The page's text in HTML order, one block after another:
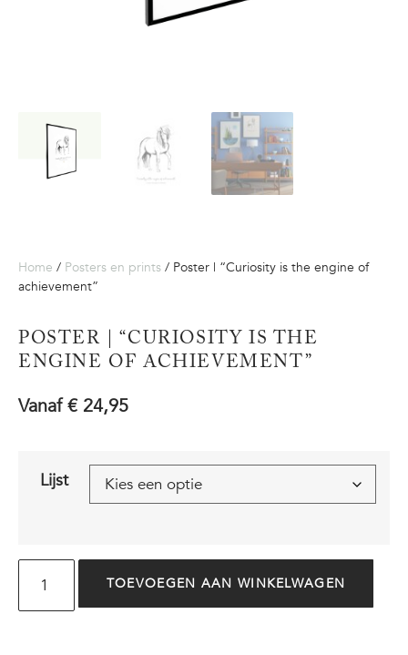
Home / Posters en prints / Poster | “Curiosity is the engine of
achievement”
POSTER | “CURIOSITY IS THE
ENGINE OF ACHIEVEMENT”
Vanaf € 24,95
Lijst
TOEVOEGEN AAN WINKELWAGEN